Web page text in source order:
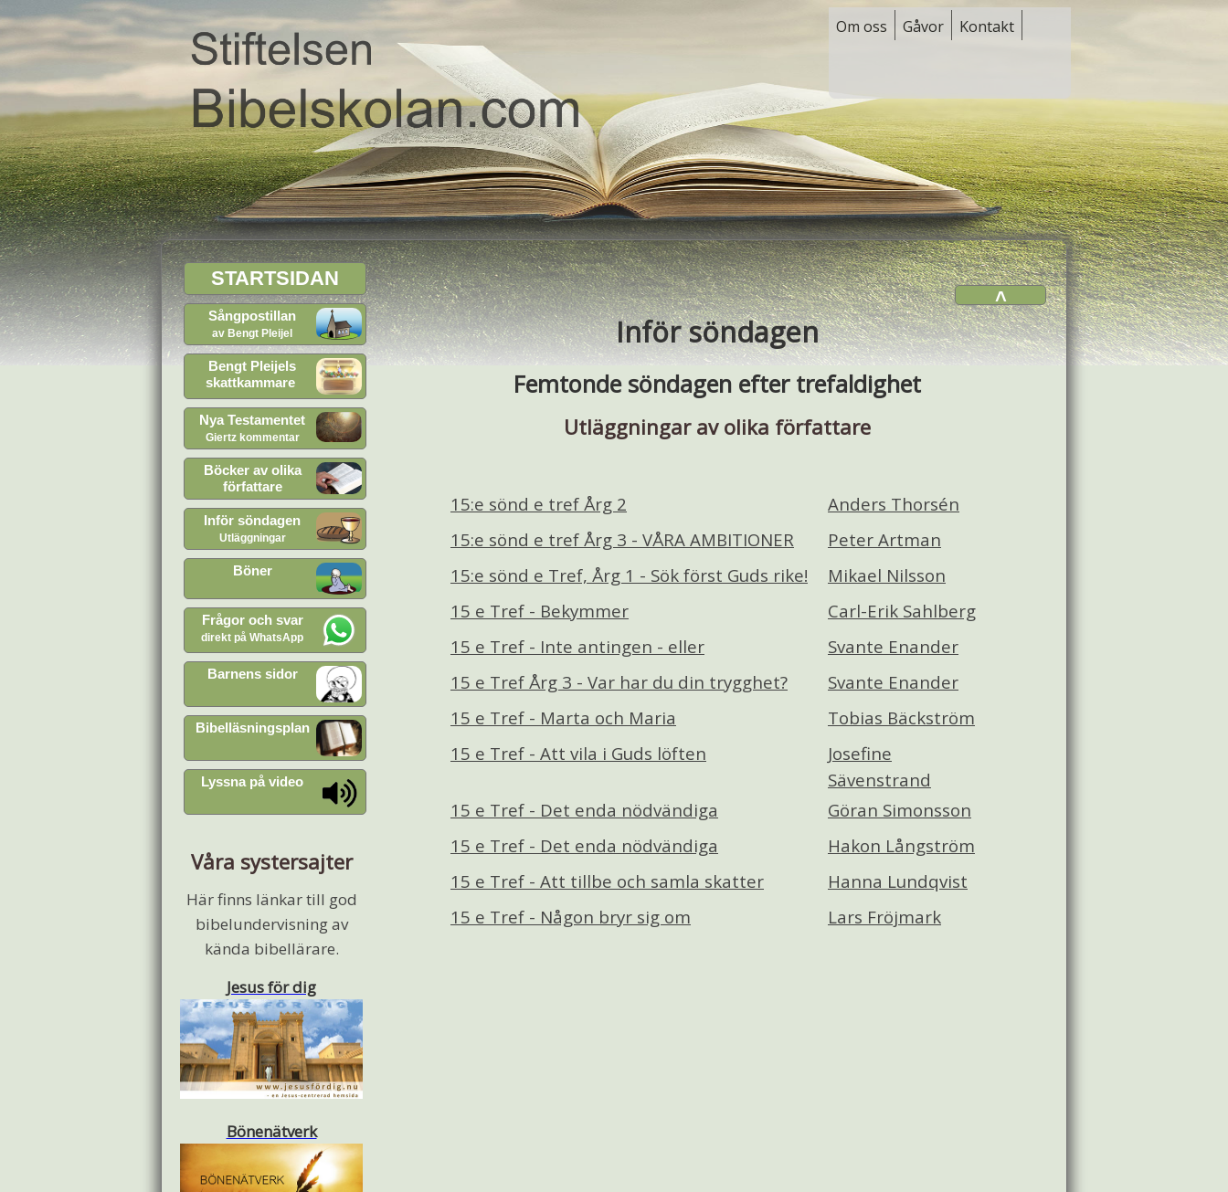
Om oss Gåvor Kontakt
˄
Inför söndagen
Femtonde söndagen efter trefaldighet
Utläggningar av olika författare
15:e sönd e tref Årg 2
Anders Thorsén
15:e sönd e tref Årg 3 - VÅRA AMBITIONER
Peter Artman
15:e sönd e Tref, Årg 1 - Sök först Guds rike!
Mikael Nilsson
15 e Tref - Bekymmer
Carl-Erik Sahlberg
15 e Tref - Inte antingen - eller
Svante Enander
15 e Tref Årg 3 - Var har du din trygghet?
Svante Enander
15 e Tref - Marta och Maria
Tobias Bäckström
15 e Tref - Att vila i Guds löften
Josefine
Sävenstrand
15 e Tref - Det enda nödvändiga
Göran Simonsson
15 e Tref - Det enda nödvändiga
Hakon Långström
15 e Tref - Att tillbe och samla skatter
Hanna Lundqvist
15 e Tref - Någon bryr sig om
Lars Fröjmark
STARTSIDAN
Sångpostillan
av Bengt Pleijel
Bengt Pleijels
skattkammare
Nya Testamentet
Giertz kommentar
Böcker av olika
författare
Inför söndagen
Utläggningar
Böner
Frågor och svar
direkt på WhatsApp
Barnens sidor
Bibelläsningsplan
Lyssna på video
Våra systersajter
Här finns länkar till god
bibelundervisning av
kända bibellärare.
Jesus för dig
Bönenätverk